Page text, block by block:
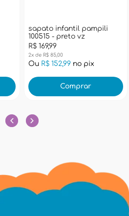
sapato infantil pampili
100515 - preto vz
R$ 169,99
2x de R$ 85,00
Ou R$ 152,99no pix
Comprar